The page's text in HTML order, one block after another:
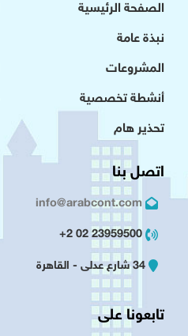
الصفحة الرئيسية
نبذة عامة
المشروعات
أنشطة تخصصية
تحذير هام
اتصل بنا
info@arabcont.com
23959500 02 2+
34 شارع عدلى - القاهرة
تابعونا على